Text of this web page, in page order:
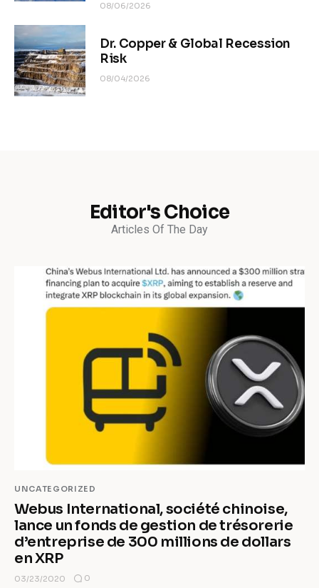
08/06/2026
Dr. Copper & Global Recession
Risk
08/04/2026
Editor's Choice
Articles Of The Day
UNCATEGORIZED
Webus International, société chinoise,
lance un fonds de gestion de trésorerie
d’entreprise de 300 millions de dollars
en XRP
03/23/2020 0